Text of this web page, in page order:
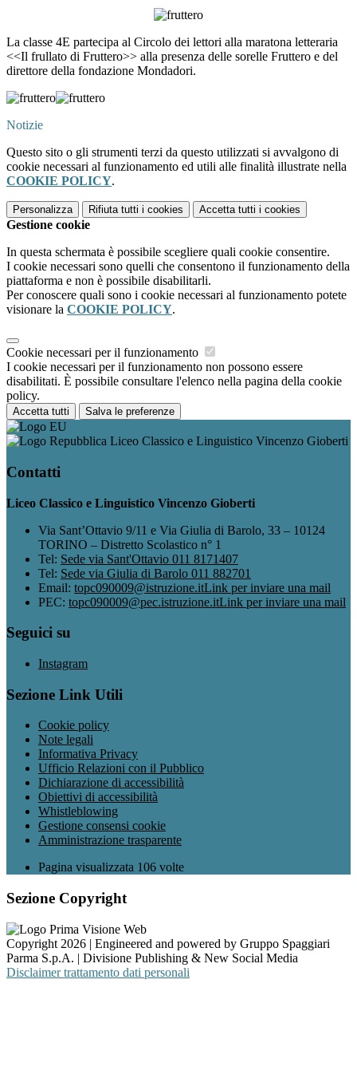
La classe 4E partecipa al Circolo dei lettori alla maratona letteraria
<<Il frullato di Fruttero>> alla presenza delle sorelle Fruttero e del
direttore della fondazione Mondadori.
Notizie
Questo sito o gli strumenti terzi da questo utilizzati si avvalgono di
cookie necessari al funzionamento ed utili alle finalità illustrate nella
COOKIE POLICY.
Personalizza Rifiuta tutti i cookies Accetta tutti i cookies
Gestione cookie
In questa schermata è possibile scegliere quali cookie consentire.
I cookie necessari sono quelli che consentono il funzionamento della
piattaforma e non è possibile disabilitarli.
Per conoscere quali sono i cookie necessari al funzionamento potete
visionare la COOKIE POLICY.
Cookie necessari per il funzionamento
I cookie necessari per il funzionamento non possono essere
disabilitati. È possibile consultare l'elenco nella pagina della cookie
policy.
Accetta tutti Salva le preferenze
Liceo Classico e Linguistico Vincenzo Gioberti
Contatti
Liceo Classico e Linguistico Vincenzo Gioberti
Via Sant’Ottavio 9/11 e Via Giulia di Barolo, 33 – 10124
TORINO – Distretto Scolastico n° 1
Tel: Sede via Sant'Ottavio 011 8171407
Tel: Sede via Giulia di Barolo 011 882701
Email: topc090009@istruzione.itLink per inviare una mail
PEC: topc090009@pec.istruzione.itLink per inviare una mail
Seguici su
Instagram
Sezione Link Utili
Cookie policy
Note legali
Informativa Privacy
Ufficio Relazioni con il Pubblico
Dichiarazione di accessibilità
Obiettivi di accessibilità
Whistleblowing
Gestione consensi cookie
Amministrazione trasparente
Pagina visualizzata 106 volte
Sezione Copyright
Copyright 2026 | Engineered and powered by Gruppo Spaggiari
Parma S.p.A. | Divisione Publishing & New Social Media
Disclaimer trattamento dati personali